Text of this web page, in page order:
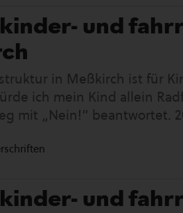
der breiten Bevölkerung.
Seit 2017 gibt es
erobern
Format hat Kinder und
lebenswerte Städte ein.
kinder- und
in Meßkirch ist für
ich mein Kind allein
mit „Nein!“ beantwortet.
in aller Munde.
es sichere Radwege.
Resonanz aus der breiten
kinder- und